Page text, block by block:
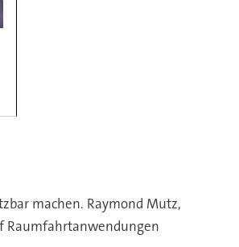
machen. Raymond Mutz,
Raumfahrtanwendungen